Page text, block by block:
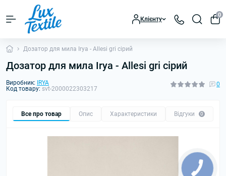
Клієнту
0
Дозатор для мила Irya - Allesi gri сірий
Дозатор для мила Irya - Allesi gri сірий
Виробник:
IRYA
Код товару: svt-2000022303217
0
Все про товар Опис Характеристики Відгуки 0